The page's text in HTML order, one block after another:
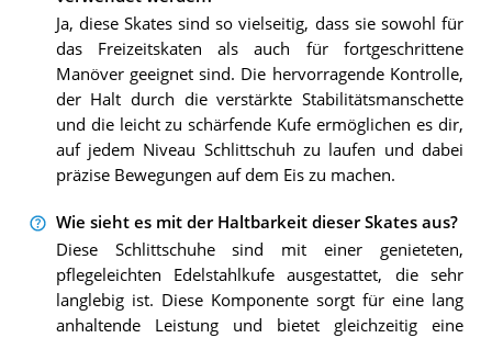
Ja, diese Skates sind so vielseitig, dass sie sowohl für
das Freizeitskaten als auch für fortgeschrittene
Manöver geeignet sind. Die hervorragende Kontrolle,
der Halt durch die verstärkte Stabilitätsmanschette
und die leicht zu schärfende Kufe ermöglichen es dir,
auf jedem Niveau Schlittschuh zu laufen und dabei
präzise Bewegungen auf dem Eis zu machen.
Wie sieht es mit der Haltbarkeit dieser Skates aus?
Diese Schlittschuhe sind mit einer genieteten,
pflegeleichten Edelstahlkufe ausgestattet, die sehr
langlebig ist. Diese Komponente sorgt für eine lang
anhaltende Leistung und bietet gleichzeitig eine